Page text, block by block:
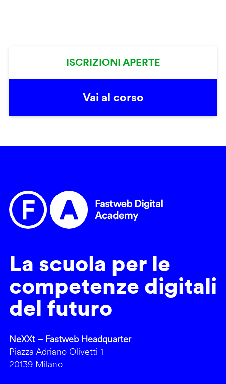
ISCRIZIONI APERTE
Vai al corso
La scuola per le
competenze digitali
del futuro
NeXXt – Fastweb Headquarter
Piazza Adriano Olivetti 1
20139 Milano